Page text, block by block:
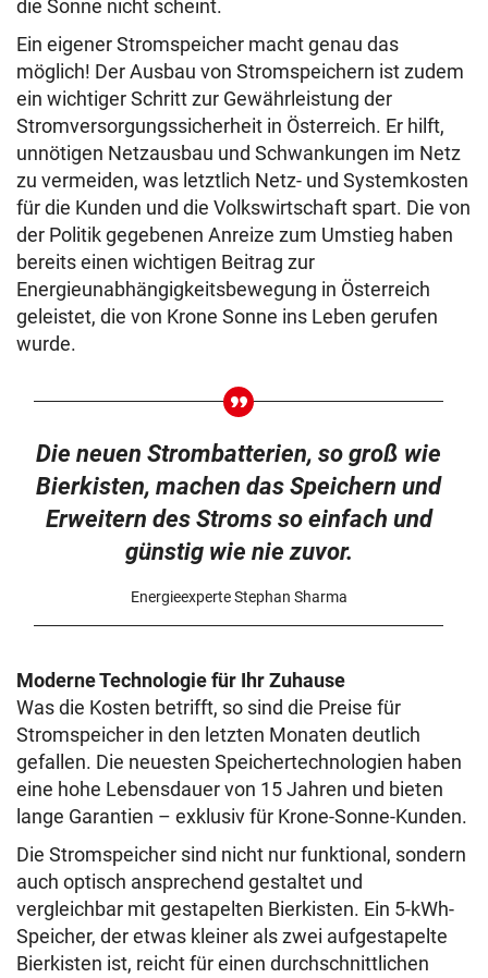
die Sonne nicht scheint.
Ein eigener Stromspeicher macht genau das
möglich! Der Ausbau von Stromspeichern ist zudem
ein wichtiger Schritt zur Gewährleistung der
Stromversorgungssicherheit in Österreich. Er hilft,
unnötigen Netzausbau und Schwankungen im Netz
zu vermeiden, was letztlich Netz- und Systemkosten
für die Kunden und die Volkswirtschaft spart. Die von
der Politik gegebenen Anreize zum Umstieg haben
bereits einen wichtigen Beitrag zur
Energieunabhängigkeitsbewegung in Österreich
geleistet, die von Krone Sonne ins Leben gerufen
wurde.
Die neuen Strombatterien, so groß wie
Bierkisten, machen das Speichern und
Erweitern des Stroms so einfach und
günstig wie nie zuvor.
Energieexperte Stephan Sharma
Moderne Technologie für Ihr Zuhause
Was die Kosten betrifft, so sind die Preise für
Stromspeicher in den letzten Monaten deutlich
gefallen. Die neuesten Speichertechnologien haben
eine hohe Lebensdauer von 15 Jahren und bieten
lange Garantien – exklusiv für Krone-Sonne-Kunden.
Die Stromspeicher sind nicht nur funktional, sondern
auch optisch ansprechend gestaltet und
vergleichbar mit gestapelten Bierkisten. Ein 5-kWh-
Speicher, der etwas kleiner als zwei aufgestapelte
Bierkisten ist, reicht für einen durchschnittlichen